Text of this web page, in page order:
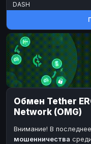
DASH
Dogecoin
TRX
Bitcoin Cash
BinanceCoin
Ether Classic
Обмен Tether
Network (OMG)
Внимание! В
мошенничества